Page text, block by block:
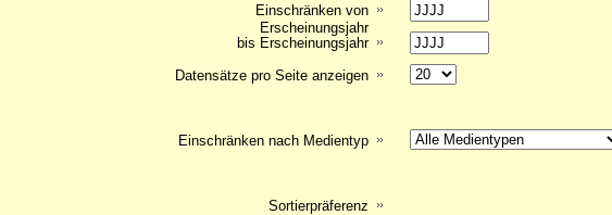
Einschränken von
Erscheinungsjahr
bis Erscheinungsjahr
Datensätze pro Seite anzeigen
Einschränken nach Medientyp
Sortierpräferenz